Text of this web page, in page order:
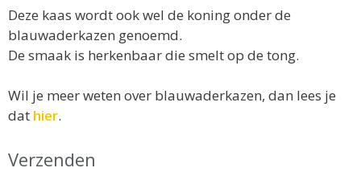
Deze kaas wordt ook wel de koning onder de
blauwaderkazen genoemd.
De smaak is herkenbaar die smelt op de tong.
Wil je meer weten over blauwaderkazen, dan lees je
dat hier.
Verzenden